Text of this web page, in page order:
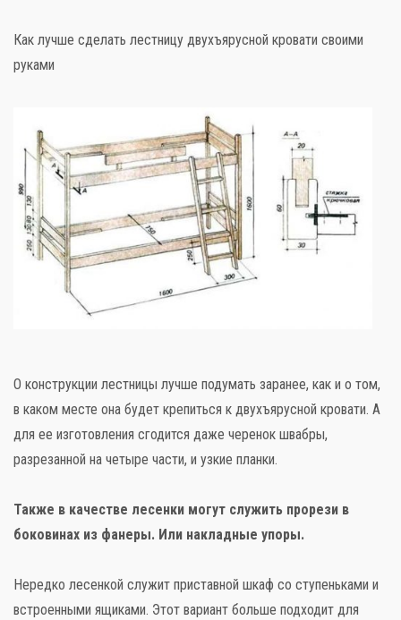
Как лучше сделать лестницу двухъярусной кровати своими
руками
О конструкции лестницы лучше подумать заранее, как и о том,
в каком месте она будет крепиться к двухъярусной кровати. А
для ее изготовления сгодится даже черенок швабры,
разрезанной на четыре части, и узкие планки.
Также в качестве лесенки могут служить прорези в
боковинах из фанеры. Или накладные упоры.
Нередко лесенкой служит приставной шкаф со ступеньками и
встроенными ящиками. Этот вариант больше подходит для